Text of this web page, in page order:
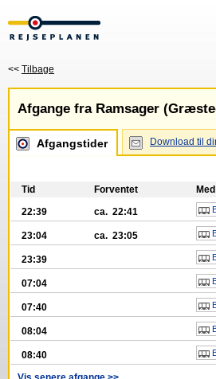
<< Tilbage
Afgange fra Ramsager
Afgangstider Download til
Tid Forventet Med
22:39
ca. 22:41
23:04 ca. 23:05
23:39
07:04
07:40
08:04
08:40